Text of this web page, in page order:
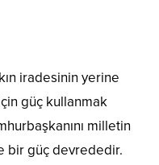
iradesinin yerine
güç kullanmak
milletin
bir güç devrededir.